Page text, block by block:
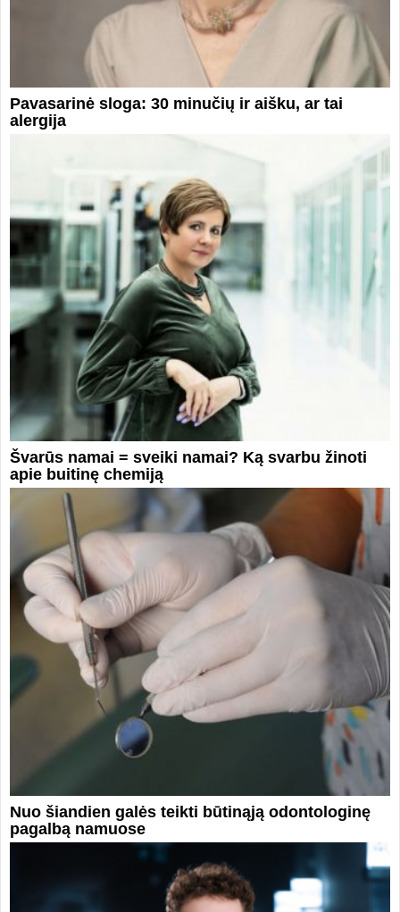
Pavasarinė sloga: 30 minučių ir aišku, ar tai
alergija
Švarūs namai = sveiki namai? Ką svarbu žinoti
apie buitinę chemiją
Nuo šiandien galės teikti būtinąją odontologinę
pagalbą namuose